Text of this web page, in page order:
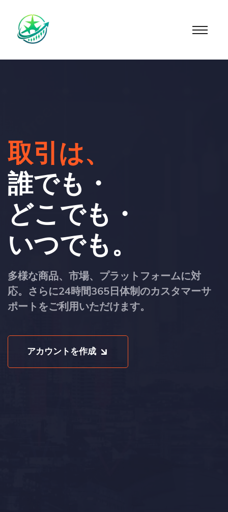
取引は、
誰でも・
どこでも・
いつでも。
多様な商品、市場、プラットフォームに対
応。さらに24時間365日体制のカスタマーサ
ポートをご利用いただけます。
アカウントを作成